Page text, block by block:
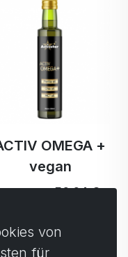
OMEGA +
vegan
56,64 €
von
für